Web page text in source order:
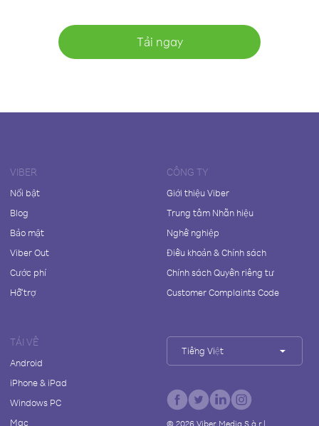
Tải ngay
VIBER
Nổi bật
Blog
Bảo mật
Viber Out
Cước phí
Hỗ trợ
CÔNG TY
Giới thiệu Viber
Trung tâm Nhãn hiệu
Nghề nghiệp
Điều khoản & Chính sách
Chính sách Quyền riêng tư
Customer Complaints Code
TẢI VỀ
Android
iPhone & iPad
Windows PC
Mac
Tiếng Việt
© 2026Viber Media S.à r.l.